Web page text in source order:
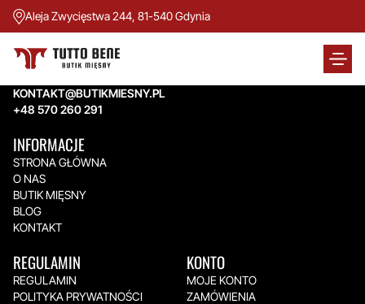
Aleja Zwycięstwa 244, 81-540 Gdynia
TUTTO BENE BUTIK MIĘSNY
Aleja Zwycięstwa 244,
KONTAKT@BUTIKMIESNY.PL
+48 570 260 291
INFORMACJE
STRONA GŁÓWNA
O NAS
BUTIK MIĘSNY
BLOG
KONTAKT
REGULAMIN
REGULAMIN
POLITYKA PRYWATNOŚCI
KONTO
MOJE KONTO
ZAMÓWIENIA